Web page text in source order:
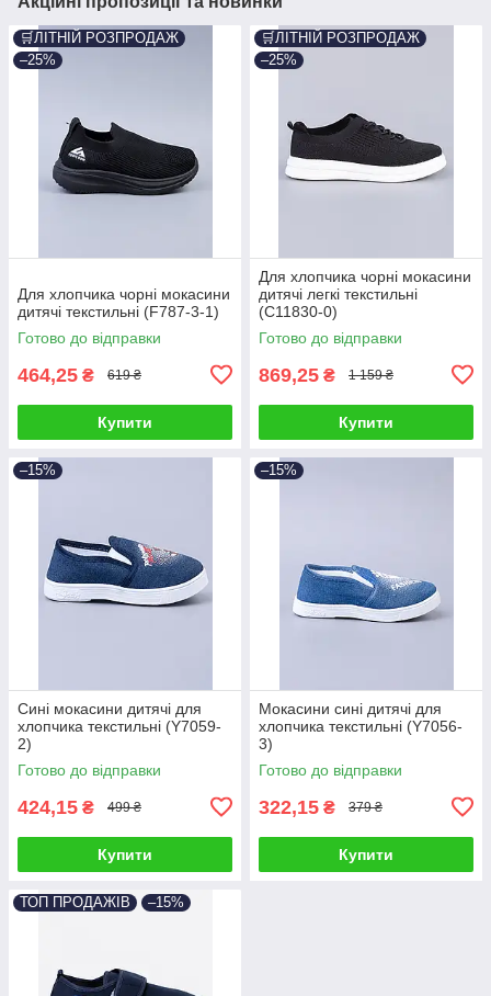
🛒ЛІТНІЙ РОЗПРОДАЖ
–25%
Для хлопчика чорні мокасини
дитячі текстильні (F787-3-1)
Готово до відправки
464,25 ₴ 619 ₴
Купити
🛒ЛІТНІЙ РОЗПРОДАЖ
–25%
Для хлопчика чорні мокасини
дитячі легкі текстильні
(C11830-0)
Готово до відправки
869,25 ₴ 1 159 ₴
Купити
–15%
Сині мокасини дитячі для
хлопчика текстильні (Y7059-
2)
Готово до відправки
424,15 ₴ 499 ₴
Купити
–15%
Мокасини сині дитячі для
хлопчика текстильні (Y7056-
3)
Готово до відправки
322,15 ₴ 379 ₴
Купити
ТОП ПРОДАЖІВ –15%